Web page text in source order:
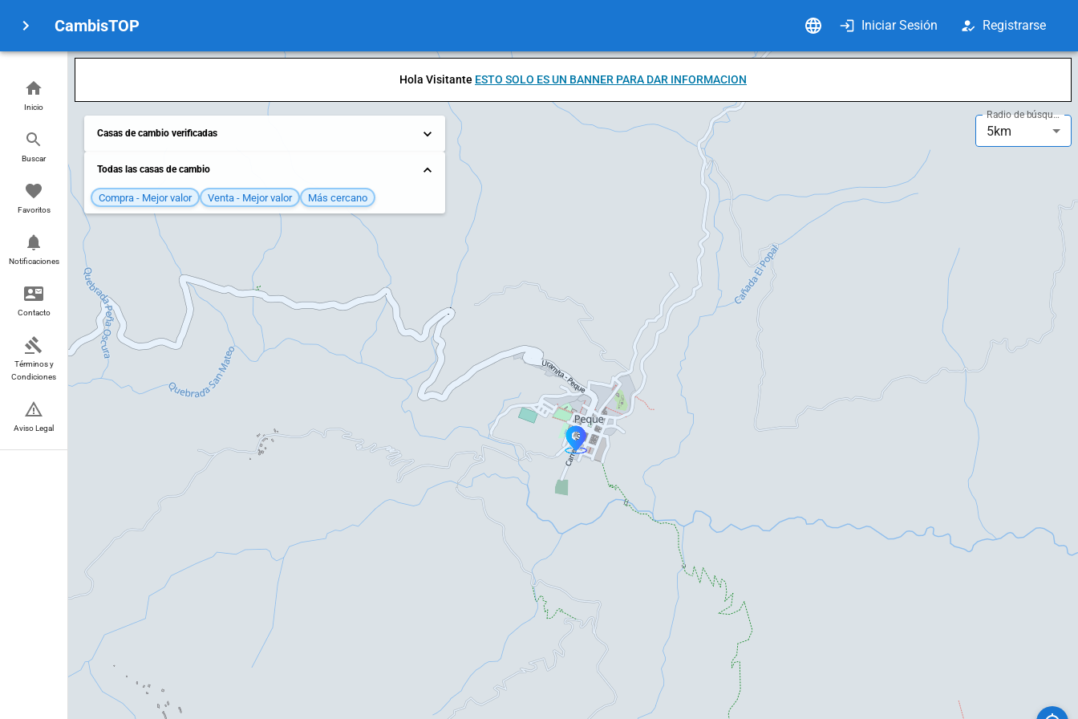
CambisTOP Iniciar Sesión Registrarse
Inicio
Buscar
Favoritos
Notificaciones
Contacto
Términos y
Condiciones
Aviso Legal
Hola Visitante ESTO SOLO ES UN BANNER PARA DAR INFORMACION
Radio de búsqueda
5km
Casas de cambio verificadas
Todas las casas de cambio
Compra - Mejor valor Venta - Mejor valor Más cercano